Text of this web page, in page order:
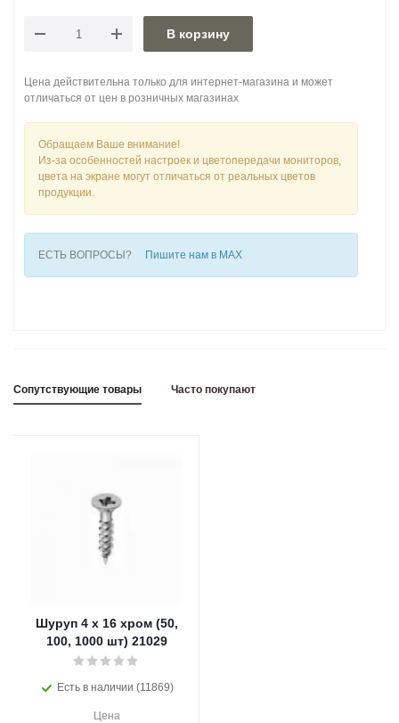
В корзину
Цена действительна только для интернет-магазина и может
отличаться от цен в розничных магазинах
Обращаем Ваше внимание!
Из-за особенностей настроек и цветопередачи мониторов,
цвета на экране могут отличаться от реальных цветов
продукции.
ЕСТЬ ВОПРОСЫ? Пишите нам в MAX
Сопутствующие товары Часто покупают
Шуруп 4 х 16 хром (50,
100, 1000 шт) 21029
Есть в наличии (11869)
Цена